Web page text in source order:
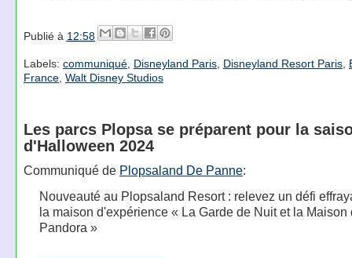
Publié à 12:58
Labels: communiqué, Disneyland Paris, Disneyland Resort Paris,
France, Walt Disney Studios
Les parcs Plopsa se préparent pour la
d'Halloween 2024
Communiqué de Plopsaland De Panne:
Nouveauté au Plopsaland Resort : relevez un défi
la maison d'expérience « La Garde de Nuit et la Maison
Pandora »